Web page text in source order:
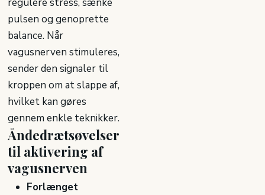
pulsen og genoprette
balance. Når
vagusnerven stimuleres,
sender den signaler til
kroppen om at slappe af,
hvilket kan gøres
gennem enkle teknikker.
Åndedrætsøvelser
til aktivering af
vagusnerven
Forlænget